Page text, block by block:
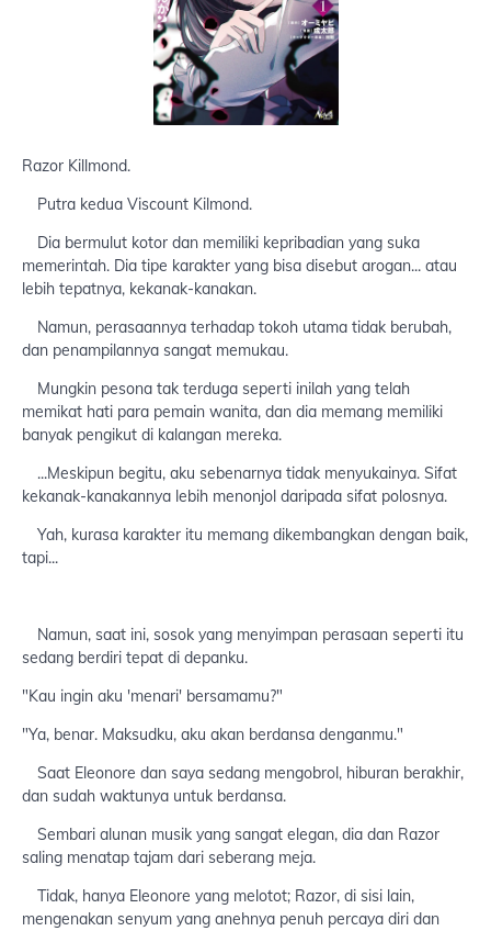
Razor Killmond.
Putra kedua Viscount Kilmond.
Dia bermulut kotor dan memiliki kepribadian yang suka
memerintah. Dia tipe karakter yang bisa disebut arogan... atau
lebih tepatnya, kekanak-kanakan.
Namun, perasaannya terhadap tokoh utama tidak berubah,
dan penampilannya sangat memukau.
Mungkin pesona tak terduga seperti inilah yang telah
memikat hati para pemain wanita, dan dia memang memiliki
banyak pengikut di kalangan mereka.
...Meskipun begitu, aku sebenarnya tidak menyukainya. Sifat
kekanak-kanakannya lebih menonjol daripada sifat polosnya.
Yah, kurasa karakter itu memang dikembangkan dengan baik,
tapi...
Namun, saat ini, sosok yang menyimpan perasaan seperti itu
sedang berdiri tepat di depanku.
"Kau ingin aku 'menari' bersamamu?"
"Ya, benar. Maksudku, aku akan berdansa denganmu."
Saat Eleonore dan saya sedang mengobrol, hiburan berakhir,
dan sudah waktunya untuk berdansa.
Sembari alunan musik yang sangat elegan, dia dan Razor
saling menatap tajam dari seberang meja.
Tidak, hanya Eleonore yang melotot; Razor, di sisi lain,
mengenakan senyum yang anehnya penuh percaya diri dan